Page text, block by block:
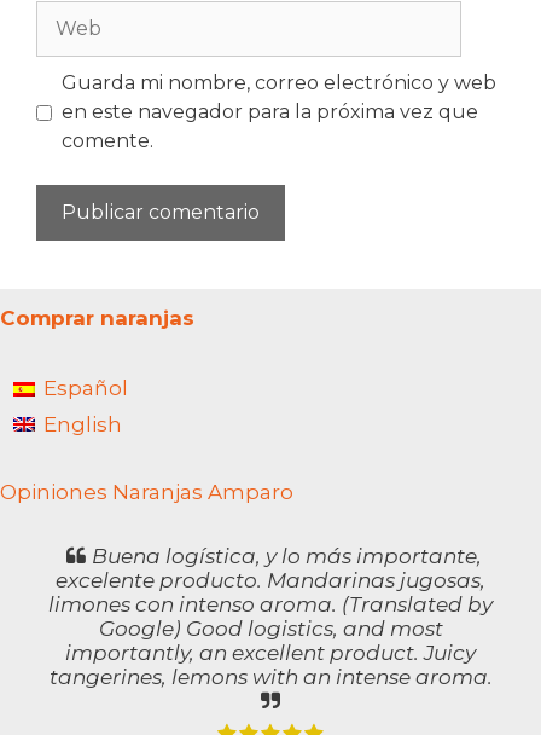
Guarda mi nombre, correo electrónico y web
en este navegador para la próxima vez que
comente.
Comprar naranjas
Español
English
Opiniones Naranjas Amparo
Buena logística, y lo más importante,
excelente producto. Mandarinas jugosas,
limones con intenso aroma. (Translated by
Google) Good logistics, and most
importantly, an excellent product. Juicy
tangerines, lemons with an intense aroma.